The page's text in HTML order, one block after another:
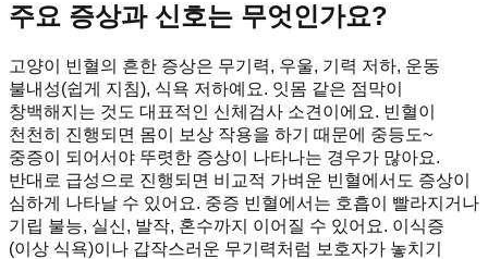
주요 증상과 신호는 무엇인가요?
고양이 빈혈의 흔한 증상은 무기력, 우울, 기력 저하, 운동
불내성(쉽게 지침), 식욕 저하예요. 잇몸 같은 점막이
창백해지는 것도 대표적인 신체검사 소견이에요. 빈혈이
천천히 진행되면 몸이 보상 작용을 하기 때문에 중등도~
중증이 되어서야 뚜렷한 증상이 나타나는 경우가 많아요.
반대로 급성으로 진행되면 비교적 가벼운 빈혈에서도 증상이
심하게 나타날 수 있어요. 중증 빈혈에서는 호흡이 빨라지거나
기립 불능, 실신, 발작, 혼수까지 이어질 수 있어요. 이식증
(이상 식욕)이나 갑작스러운 무기력처럼 보호자가 놓치기